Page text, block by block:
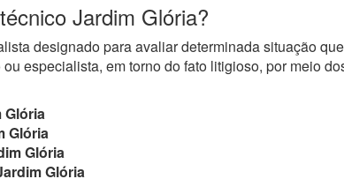
Jardim Glória?
designado para avaliar determinada situação
especialista, em torno do fato litigioso, por meio
Glória
Glória
Glória
Glória